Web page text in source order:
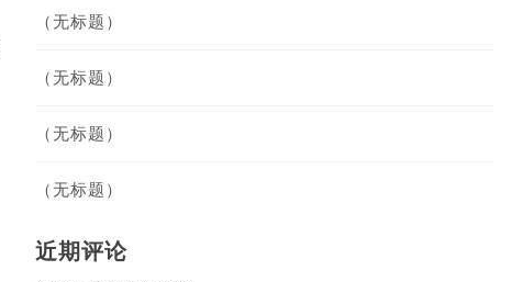
（无标题）
（无标题）
（无标题）
（无标题）
近期评论